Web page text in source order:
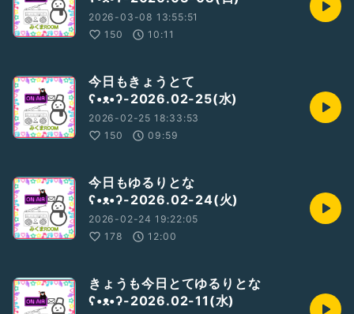
2026-03-08 13:55:51
150
10:11
今日もきょうとて
ʕ•ᴥ•ʔ-2026.02-25(水)
2026-02-25 18:33:53
150
09:59
今日もゆるりとな
ʕ•ᴥ•ʔ-2026.02-24(火)
2026-02-24 19:22:05
178
12:00
きょうも今日とてゆるりとな
ʕ•ᴥ•ʔ-2026.02-11(水)